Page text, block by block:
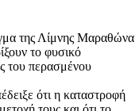
της Λίμνης Μαραθώνα
το φυσικό
του περασμένου
ότι η καταστροφή